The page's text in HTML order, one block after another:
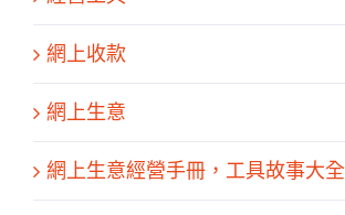
網上收款
網上生意
網上生意經營手冊，工具故事大全